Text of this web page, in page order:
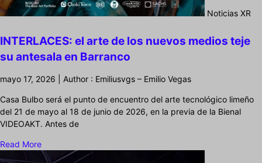
Noticias XR
INTERLACES: el arte de los nuevos medios teje
su antesala en Barranco
mayo 17, 2026 | Author : Emiliusvgs – Emilio Vegas
Casa Bulbo será el punto de encuentro del arte tecnológico limeño
del 21 de mayo al 18 de junio de 2026, en la previa de la Bienal
VIDEOAKT. Antes de
Read More